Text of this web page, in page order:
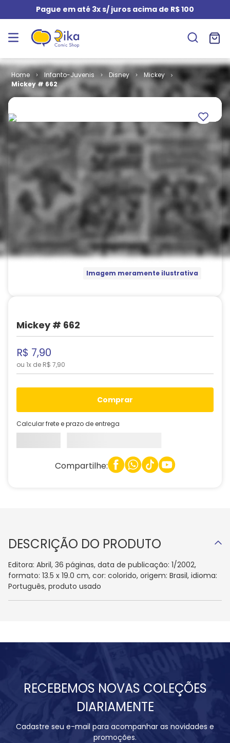
Pague em até 3x s/ juros acima de R$ 100
Infanto-Juvenis Disney
Mickey
Mickey # 662
Imagem meramente ilustrativa
Mickey # 662
R$ 7,90
ou 1x de R$ 7,90
comprar
Calcular frete e prazo de entrega
Compartilhe:
DESCRIÇÃO DO PRODUTO
Editora: Abril, 36 páginas, data de publicação: 1/2002,
formato: 13.5 x 19.0 cm, cor: colorido, origem: Brasil, idioma:
Português, produto usado
RECEBEMOS NOVAS COLEÇÕES
DIARIAMENTE
Cadastre seu e-mail para acompanhar as novidades e
promoções.